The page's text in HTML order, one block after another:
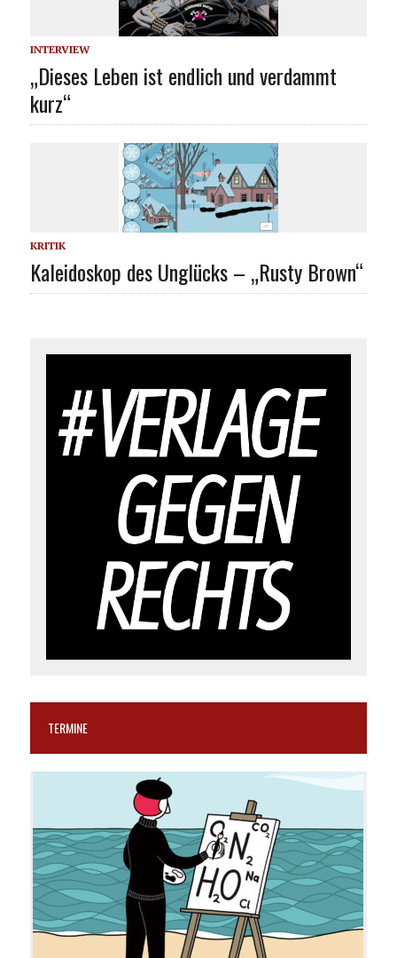
INTERVIEW
„Dieses Leben ist endlich und verdammt
kurz“
KRITIK
Kaleidoskop des Unglücks – „Rusty Brown“
TERMINE